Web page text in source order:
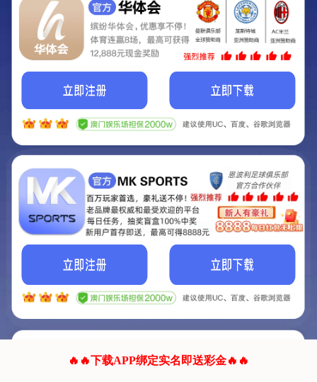
Hey Guys!
我们即将上线啦...
我们的网站正在建设.
它将是非常棒的网站.
联系我们!